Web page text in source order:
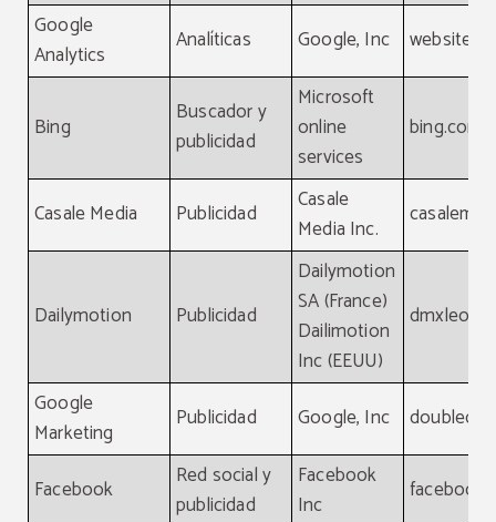
Google
Analytics
Analíticas Google, Inc website
Bing
Buscador y
publicidad
Microsoft
online
services
bing.com
Casale Media Publicidad
Casale
Media Inc.
Dailymotion Publicidad
Dailymotion
SA (France)
Dailimotion
Inc (EEUU)
Google
Marketing
Publicidad Google, Inc
Facebook
Red social y
publicidad
Facebook
Inc